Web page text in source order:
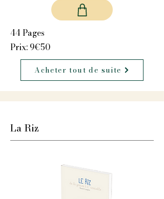
44 Pages
Prix: 9€50
Acheter tout de suite
La Riz